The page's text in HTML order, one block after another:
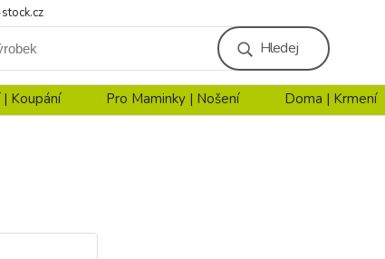
Hledej
Koupání Pro Maminky | Nošení Doma | Krmení